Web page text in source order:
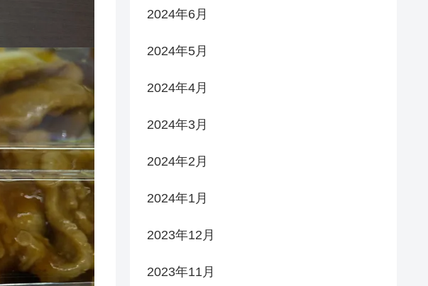
2024年6月
2024年5月
2024年4月
2024年3月
2024年2月
2024年1月
2023年12月
2023年11月